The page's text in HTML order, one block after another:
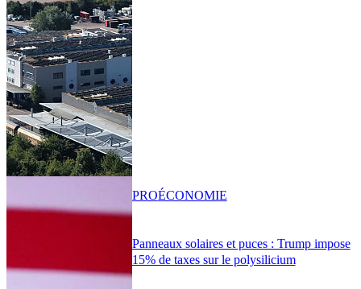
Panneaux solaires et puces : Trump impose
15% de taxes sur le polysilicium
PROÉCONOMIE